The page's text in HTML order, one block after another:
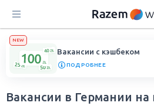
NEW
Вакансии с кэшбеком
ПОДРОБНЕЕ
Вакансии в Германии на